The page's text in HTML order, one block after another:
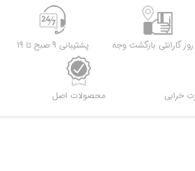
پشتیبانی 9 صبح تا 19
محصولات اصل